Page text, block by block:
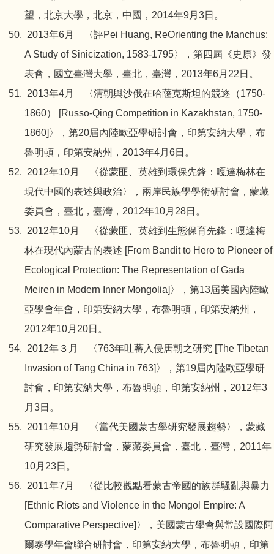
望，北京大學，北京，中國，2014年9月3日。
2013年6月 〈評Pei Huang, ReOrienting the Manchus:
A Study of Sinicization, 1583-1795〉，第四屆《史原》發
表會，國立臺灣大學，臺北，臺灣，2013年6月22日。
2013年4月 〈清朝與沙俄在哈薩克斯坦的競逐（1750-
1860） [Russo-Qing Competition in Kazakhstan, 1750-
1860]〉，第20屆內陸歐亞學研討會，印第安納大學，布
魯明頓，印第安納州，2013年4月6日。
2012年10月 〈從蒙匪、英雄到環保先鋒：嘎達梅林在
現代中國的表述與政治〉，兩岸民族學學術研討會，蒙藏
委員會，臺北，臺灣，2012年10月28日。
2012年10月 〈從蒙匪、英雄到生態保育先鋒：嘎達梅
林在現代內蒙古的表述 [From Bandit to Hero to Pioneer of
Ecological Protection: The Representation of Gada
Meiren in Modern Inner Mongolia]〉，第13屆美國內陸歐
亞學會年會，印第安納大學，布魯明頓，印第安納州，
2012年10月20日。
2012年３月 〈763年吐蕃入侵唐朝之研究 [The Tibetan
Invasion of Tang China in 763]〉，第19屆內陸歐亞學研
討會，印第安納大學，布魯明頓，印第安納州，2012年3
月3日。
2011年10月 〈當代美國蒙古學研究發展趨勢〉，蒙藏
研究發展趨勢研討會，蒙藏委員會，臺北，臺灣，2011年
10月23日。
2011年7月 〈從比較觀點看蒙古帝國的族群騷亂與暴力
[Ethnic Riots and Violence in the Mongol Empire: A
Comparative Perspective]〉，美國蒙古學會與常設國際阿
爾泰學年會聯合研討會，印第安納大學，布魯明頓，印第